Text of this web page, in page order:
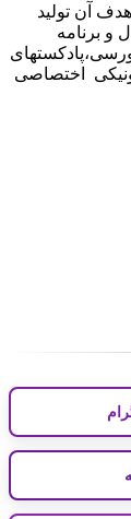
آن تولید
و برنامه
اختصاصی